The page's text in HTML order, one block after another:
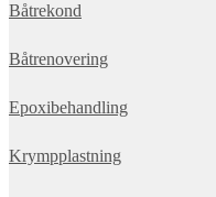
Båtrekond
Båtrenovering
Epoxibehandling
Krympplastning